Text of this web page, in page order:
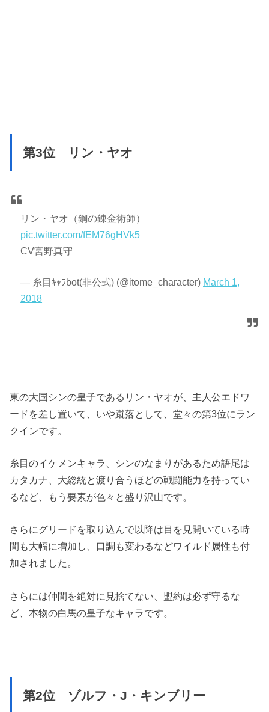
第3位 リン・ヤオ
リン・ヤオ（鋼の錬金術師）
pic.twitter.com/fEM76gHVk5
CV宮野真守
— 糸目ｷｬﾗbot(非公式) (@itome_character) March 1,
2018
東の大国シンの皇子であるリン・ヤオが、主人公エドワ
ードを差し置いて、いや蹴落として、堂々の第3位にラン
クインです。
糸目のイケメンキャラ、シンのなまりがあるため語尾は
カタカナ、大総統と渡り合うほどの戦闘能力を持ってい
るなど、もう要素が色々と盛り沢山です。
さらにグリードを取り込んで以降は目を見開いている時
間も大幅に増加し、口調も変わるなどワイルド属性も付
加されました。
さらには仲間を絶対に見捨てない、盟約は必ず守るな
ど、本物の白馬の皇子なキャラです。
第2位 ゾルフ・J・キンブリー